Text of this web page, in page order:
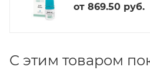
от 869.50 руб.
C этим товаром